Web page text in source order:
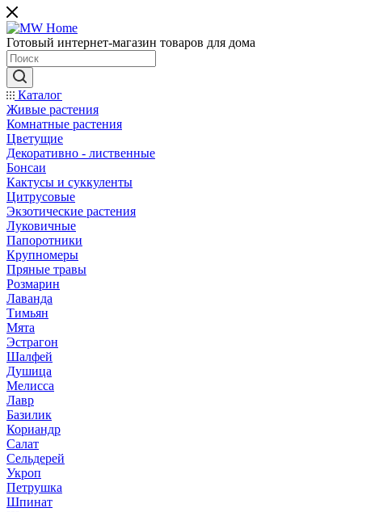
Готовый интернет-магазин товаров для дома
Каталог
Живые растения
Комнатные растения
Цветущие
Декоративно - лиственные
Бонсаи
Кактусы и суккуленты
Цитрусовые
Экзотические растения
Луковичные
Папоротники
Крупномеры
Пряные травы
Розмарин
Лаванда
Тимьян
Мята
Эстрагон
Шалфей
Душица
Мелисса
Лавр
Базилик
Кориандр
Салат
Сельдерей
Укроп
Петрушка
Шпинат